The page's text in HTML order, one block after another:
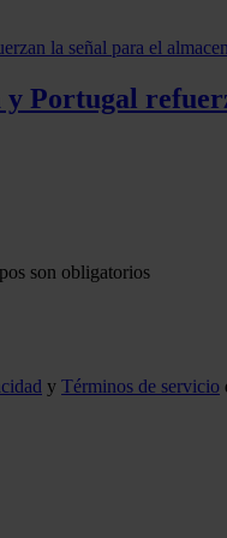
Portugal
son obligatorios
y Términos de servicio